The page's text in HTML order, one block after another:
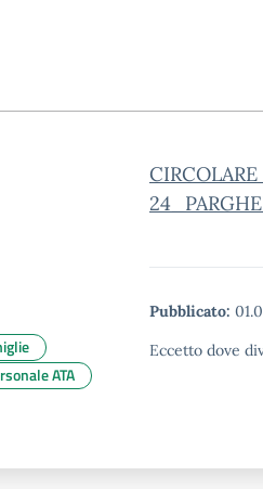
Pubblicato:
Eccetto dove
ATA